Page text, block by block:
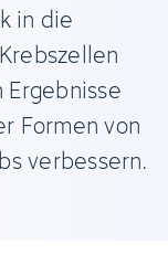
in die
Formen von
verbessern.